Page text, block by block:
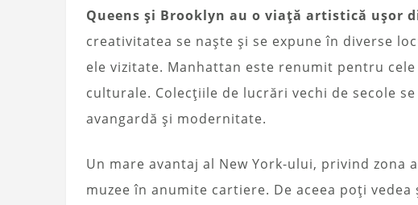
Queens și Brooklyn au o viață artistică ușor
creativitatea se naște și se expune în diverse
ele vizitate. Manhattan este renumit pentru
culturale. Colecțiile de lucrări vechi de secole
avangardă și modernitate.
Un mare avantaj al New York-ului, privind
muzee în anumite cartiere. De aceea poți